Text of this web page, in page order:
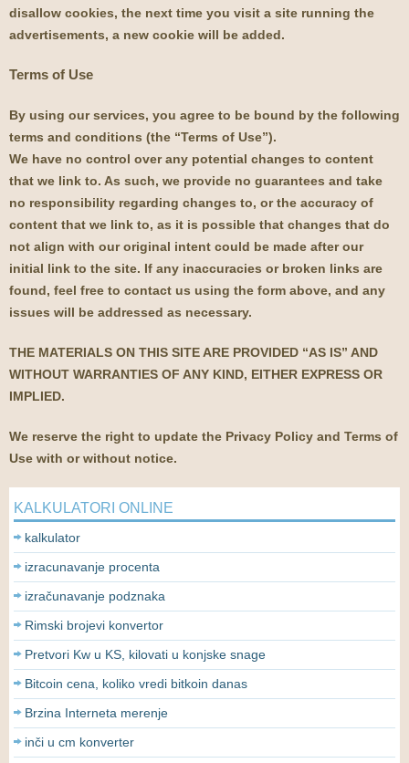
disallow cookies, the next time you visit a site running the
advertisements, a new cookie will be added.
Terms of Use
By using our services, you agree to be bound by the following
terms and conditions (the “Terms of Use”).
We have no control over any potential changes to content
that we link to. As such, we provide no guarantees and take
no responsibility regarding changes to, or the accuracy of
content that we link to, as it is possible that changes that do
not align with our original intent could be made after our
initial link to the site. If any inaccuracies or broken links are
found, feel free to contact us using the form above, and any
issues will be addressed as necessary.
THE MATERIALS ON THIS SITE ARE PROVIDED “AS IS” AND
WITHOUT WARRANTIES OF ANY KIND, EITHER EXPRESS OR
IMPLIED.
We reserve the right to update the Privacy Policy and Terms of
Use with or without notice.
KALKULATORI ONLINE
kalkulator
izracunavanje procenta
izračunavanje podznaka
Rimski brojevi konvertor
Pretvori Kw u KS, kilovati u konjske snage
Bitcoin cena, koliko vredi bitkoin danas
Brzina Interneta merenje
inči u cm konverter